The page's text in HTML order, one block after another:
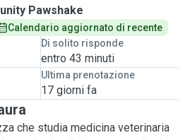
Pawshake
Calendario aggiornato di recente
Di solito risponde
entro 43 minuti
Ultima prenotazione
17 giorni fa
che studia medicina veterinaria